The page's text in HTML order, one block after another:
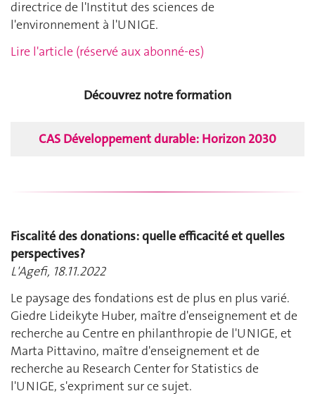
directrice de l'Institut des sciences de
l'environnement à l'UNIGE.
Lire l'article (réservé aux abonné-es)
Découvrez notre formation
CAS Développement durable: Horizon 2030
Fiscalité des donations: quelle efficacité et quelles
perspectives?
L'Agefi, 18.11.2022
Le paysage des fondations est de plus en plus varié.
Giedre Lideikyte Huber, maître d'enseignement et de
recherche au Centre en philanthropie de l'UNIGE, et
Marta Pittavino, maître d'enseignement et de
recherche au Research Center for Statistics de
l'UNIGE, s'expriment sur ce sujet.